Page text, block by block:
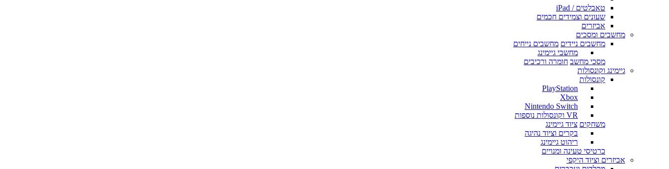
טאבלטים / iPad
שעונים וצמידים חכמים
אביזרים
מחשבים ומסכים
מחשבים ניידים מחשבים נייחים
מחשבי גיימינג
מסכי מחשב חומרה ורכיבים
גיימינג וקונסולות
קונסולות
PlayStation
Xbox
Nintendo Switch
VR וקונסולות נוספות
משחקים ציוד גיימינג
בקרים וציוד נהיגה
ריהוט גיימינג
כרטיסי טעינה ומנויים
אביזרים וציוד היקפי